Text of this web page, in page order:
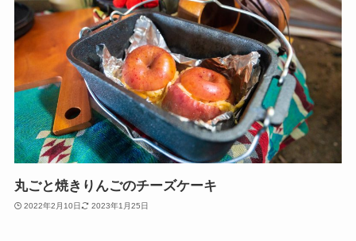
丸ごと焼きりんごのチーズケーキ
2022年2月10日 2023年1月25日